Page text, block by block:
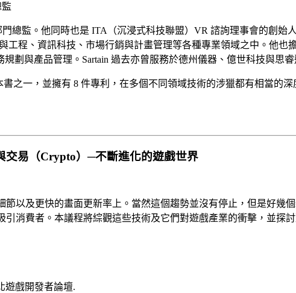
總監。他同時也是 ITA（沉浸式科技聯盟）VR 諮詢理事會的創始
工程、資訊科技、市場行銷與計畫管理等各種專業領域之中。他
劃與產品管理。Sartain 過去亦曾服務於德州儀器、億世科技與思
之一，並擁有 8 件專利，在多個不同領域技術的涉獵都有相當的深
易（Crypto）─不斷進化的遊戲世界
以及更快的畫面更新率上。當然這個趨勢並沒有停止，但是好幾
消費者。本議程將綜觀這些技術及它們對遊戲產業的衝擊，並探
遊戲開發者論壇.